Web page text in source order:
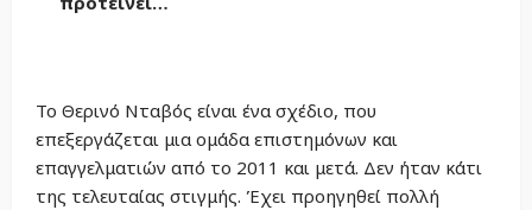
Το Θερινό Νταβός είναι ένα σχέδιο, που
επεξεργάζεται μια ομάδα επιστημόνων και
επαγγελματιών από το 2011 και μετά. Δεν ήταν κάτι
της τελευταίας στιγμής. Έχει προηγηθεί πολλή